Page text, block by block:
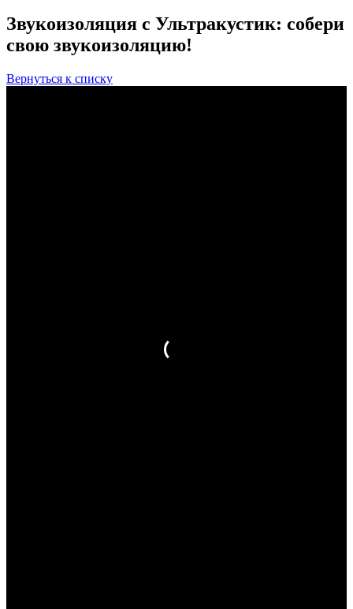
Звукоизоляция с Ультракустик: собери
свою звукоизоляцию!
Вернуться к списку